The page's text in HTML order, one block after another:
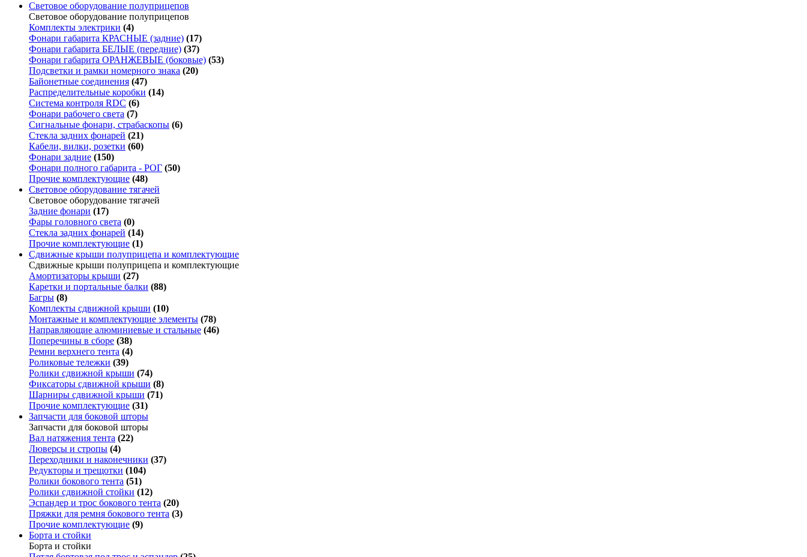
Световое оборудование полуприцепов
Световое оборудование полуприцепов
Комплекты электрики (4)
Фонари габарита КРАСНЫЕ (задние) (17)
Фонари габарита БЕЛЫЕ (передние) (37)
Фонари габарита ОРАНЖЕВЫЕ (боковые) (53)
Подсветки и рамки номерного знака (20)
Байонетные соединения (47)
Распределительные коробки (14)
Система контроля RDC (6)
Фонари рабочего света (7)
Сигнальные фонари, страбаскопы (6)
Стекла задних фонарей (21)
Кабели, вилки, розетки (60)
Фонари задние (150)
Фонари полного габарита - РОГ (50)
Прочие комплектующие (48)
Световое оборудование тягачей
Световое оборудование тягачей
Задние фонари (17)
Фары головного света (0)
Стекла задних фонарей (14)
Прочие комплектующие (1)
Сдвижные крыши полуприцепа и комплектующие
Сдвижные крыши полуприцепа и комплектующие
Амортизаторы крыши (27)
Каретки и портальные балки (88)
Багры (8)
Комплекты сдвижной крыши (10)
Монтажные и комплектующие элементы (78)
Направляющие алюминиевые и стальные (46)
Поперечины в сборе (38)
Ремни верхнего тента (4)
Роликовые тележки (39)
Ролики сдвижной крыши (74)
Фиксаторы сдвижной крыши (8)
Шарниры сдвижной крыши (71)
Прочие комплектующие (31)
Запчасти для боковой шторы
Запчасти для боковой шторы
Вал натяжения тента (22)
Люверсы и стропы (4)
Переходники и наконечники (37)
Редукторы и трещотки (104)
Ролики бокового тента (51)
Ролики сдвижной стойки (12)
Эспандер и трос бокового тента (20)
Пряжки для ремня бокового тента (3)
Прочие комплектующие (9)
Борта и стойки
Борта и стойки